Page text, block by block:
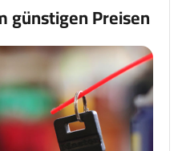
günstigen Preisen